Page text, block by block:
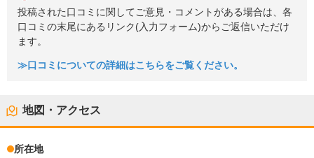
投稿された口コミに関してご意見・コメントがある場合は、各
口コミの末尾にあるリンク(入力フォーム)からご返信いただけ
ます。
≫口コミについての詳細はこちらをご覧ください。
地図・アクセス
所在地